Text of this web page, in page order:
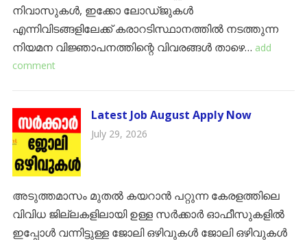
നിവാസുകൾ, ഇക്കോ ലോഡ്ജുകൾ
എന്നിവിടങ്ങളിലേക്ക് കരാറടിസ്ഥാനത്തിൽ നടത്തുന്ന
നിയമന വിജ്ഞാപനത്തിന്റെ വിവരങ്ങൾ താഴെ… add
comment
Latest Job August Apply Now
July 29, 2026
അടുത്തമാസം മുതൽ കയറാൻ പറ്റുന്ന കേരളത്തിലെ
വിവിധ ജില്ലകളിലായി ഉള്ള സർക്കാർ ഓഫീസുകളിൽ
ഇപ്പോൾ വന്നിട്ടുള്ള ജോലി ഒഴിവുകൾ ജോലി ഒഴിവുകൾ